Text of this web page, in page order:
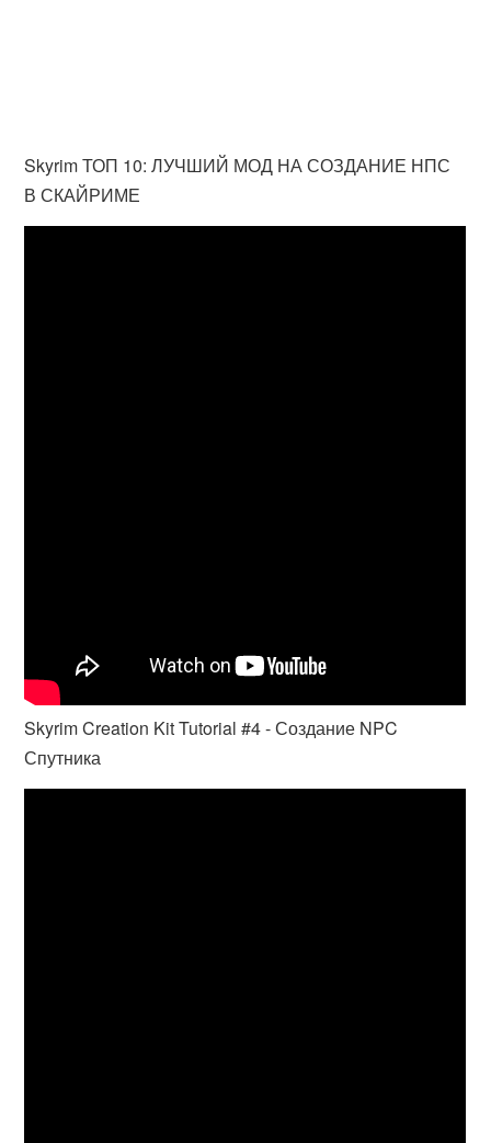
Skyrim ТОП 10: ЛУЧШИЙ МОД НА СОЗДАНИЕ НПС
В СКАЙРИМЕ
Skyrim Creation Kit Tutorial #4 - Создание NPC
Спутника